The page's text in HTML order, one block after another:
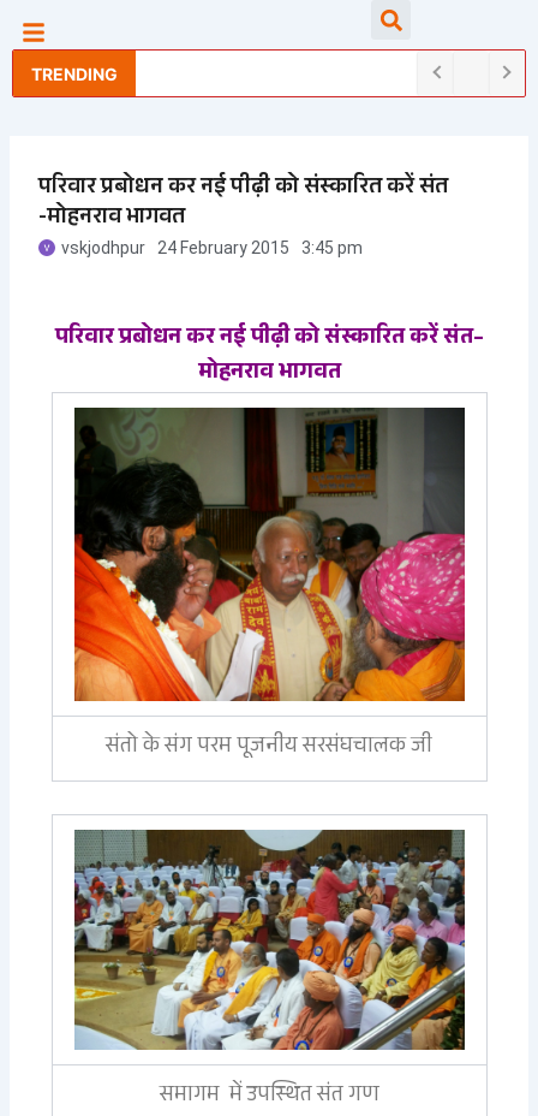
contentTRENDING
परिवार प्रबोधन कर नई पीढ़ी को संस्कारित करें संत
-मोहनराव भागवत
vskjodhpur 24 February 2015 3:45 pm
परिवार प्रबोधन कर नई पीढ़ी को संस्कारित करें संत–
मोहनराव भागवत
संतो के संग परम पूजनीय सरसंघचालक जी
समागम में उपस्थित संत गण